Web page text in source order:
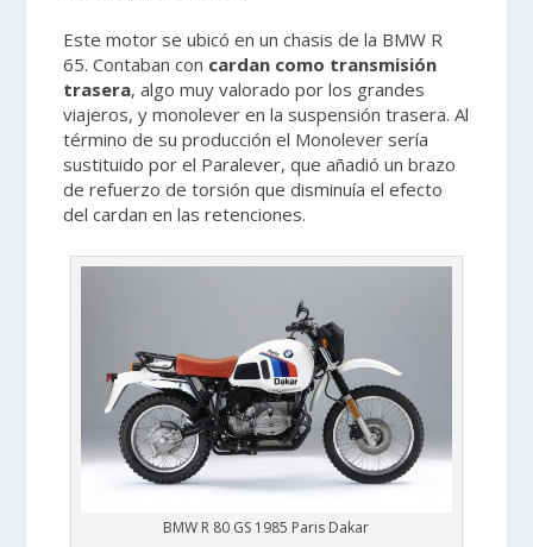
Este motor se ubicó en un chasis de la BMW R
65. Contaban con cardan como transmisión
trasera, algo muy valorado por los grandes
viajeros, y monolever en la suspensión trasera. Al
término de su producción el Monolever sería
sustituido por el Paralever, que añadió un brazo
de refuerzo de torsión que disminuía el efecto
del cardan en las retenciones.
BMW R 80 GS 1985 Paris Dakar